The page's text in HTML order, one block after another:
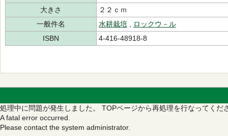
大きさ
２２ｃｍ
一般件名
水耕栽培
ロックウ－ル
ISBN
4-416-48918-8
処理中に問題が発生しました。 TOPページから再処理を行なってくだ
A fatal error occurred.
Please contact the system administrator.